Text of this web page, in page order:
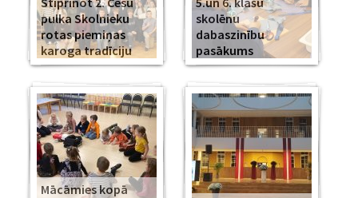
pulka Skolnieku
rotas piemiņas
karoga tradīciju
skolēnu
dabaszinību
pasākums
Mācāmies kopā